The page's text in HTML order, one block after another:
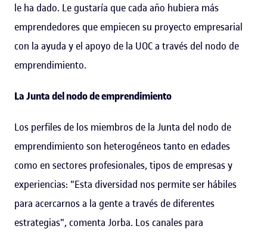
le ha dado. Le gustaría que cada año hubiera más
emprendedores que empiecen su proyecto empresarial
con la ayuda y el apoyo de la UOC a través del nodo de
emprendimiento.
La Junta del nodo de emprendimiento
Los perfiles de los miembros de la Junta del nodo de
emprendimiento son heterogéneos tanto en edades
como en sectores profesionales, tipos de empresas y
experiencias: "Esta diversidad nos permite ser hábiles
para acercarnos a la gente a través de diferentes
estrategias", comenta Jorba. Los canales para